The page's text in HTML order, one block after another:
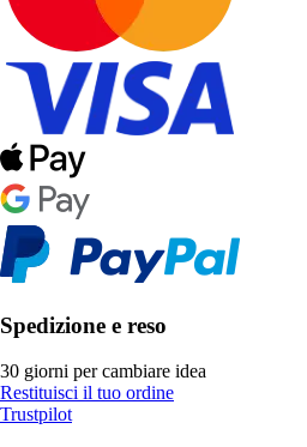
Spedizione e reso
30 giorni per cambiare idea
Restituisci il tuo ordine
Trustpilot